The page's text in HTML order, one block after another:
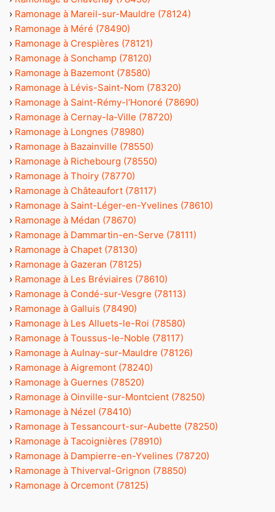
› Ramonage à Mareil-sur-Mauldre (78124)
› Ramonage à Méré (78490)
› Ramonage à Crespières (78121)
› Ramonage à Sonchamp (78120)
› Ramonage à Bazemont (78580)
› Ramonage à Lévis-Saint-Nom (78320)
› Ramonage à Saint-Rémy-l’Honoré (78690)
› Ramonage à Cernay-la-Ville (78720)
› Ramonage à Longnes (78980)
› Ramonage à Bazainville (78550)
› Ramonage à Richebourg (78550)
› Ramonage à Thoiry (78770)
› Ramonage à Châteaufort (78117)
› Ramonage à Saint-Léger-en-Yvelines (78610)
› Ramonage à Médan (78670)
› Ramonage à Dammartin-en-Serve (78111)
› Ramonage à Chapet (78130)
› Ramonage à Gazeran (78125)
› Ramonage à Les Bréviaires (78610)
› Ramonage à Condé-sur-Vesgre (78113)
› Ramonage à Galluis (78490)
› Ramonage à Les Alluets-le-Roi (78580)
› Ramonage à Toussus-le-Noble (78117)
› Ramonage à Aulnay-sur-Mauldre (78126)
› Ramonage à Aigremont (78240)
› Ramonage à Guernes (78520)
› Ramonage à Oinville-sur-Montcient (78250)
› Ramonage à Nézel (78410)
› Ramonage à Tessancourt-sur-Aubette (78250)
› Ramonage à Tacoignières (78910)
› Ramonage à Dampierre-en-Yvelines (78720)
› Ramonage à Thiverval-Grignon (78850)
› Ramonage à Orcemont (78125)